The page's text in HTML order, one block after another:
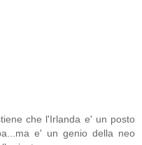
che l'Irlanda e' un posto
e' un genio della neo